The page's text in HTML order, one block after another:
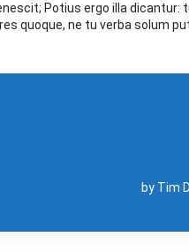
Potius ergo illa dicantur:
quoque, ne tu verba solum
by Tim